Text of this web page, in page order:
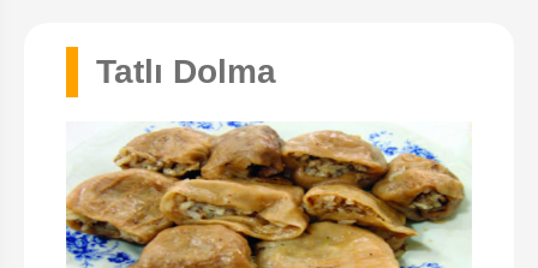
Tatlı Dolma